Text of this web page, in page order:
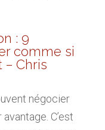
: 9
comme si
Chris
négocier
C’est